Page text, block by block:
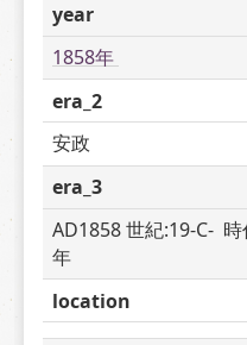
year
1858年
era_2
安政
era_3
AD1858 世紀:19-C-
年
location